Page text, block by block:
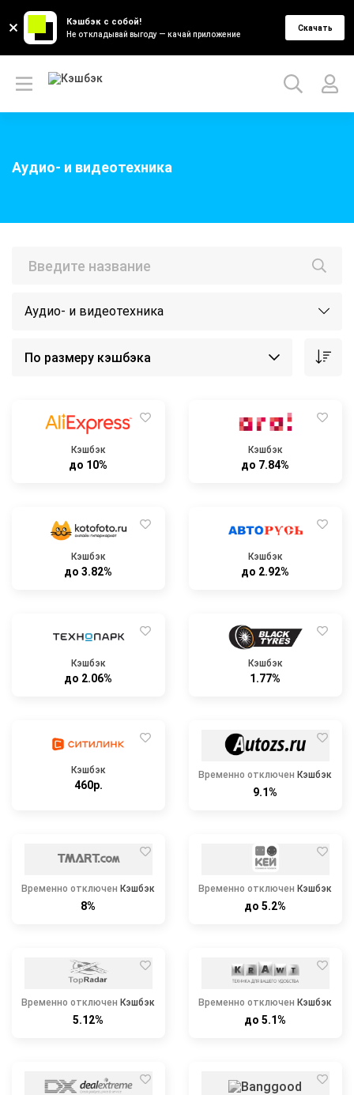
Кэшбэк с собой!
Не откладывай выгоду — качай приложение
Скачать
Аудио- и видеотехника
Аудио- и видеотехника
Кэшбэк
до 10%
Кэшбэк
до 7.84%
Кэшбэк
до 3.82%
Кэшбэк
до 2.92%
Кэшбэк
до 2.06%
Кэшбэк
1.77%
Кэшбэк
460р.
Временно отключен Кэшбэк
9.1%
Временно отключен Кэшбэк
8%
Временно отключен Кэшбэк
до 5.2%
Временно отключен Кэшбэк
5.12%
Временно отключен Кэшбэк
до 5.1%